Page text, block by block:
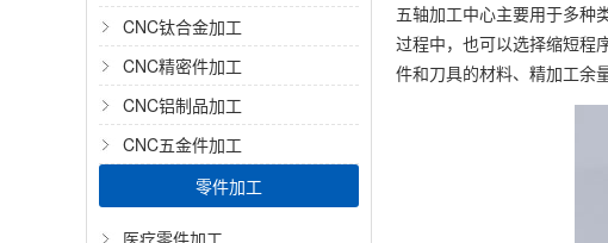
CNC钛合金加工
CNC精密件加工
CNC铝制品加工
CNC五金件加工
零件加工
医疗零件加工
五轴加工中心主要用于多种
过程中，也可以选择缩短程
件和刀具的材料、精加工余